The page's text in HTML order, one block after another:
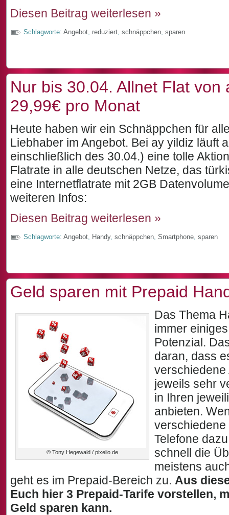
Diesen Beitrag weiterlesen »
Schlagworte: Angebot, reduziert, schnäppchen, sparen
Nur bis 30.04. Allnet Flat von
29,99€ pro Monat
Heute haben wir ein Schnäppchen für
Liebhaber im Angebot. Bei ay yildiz läuft
einschließlich des 30.04.) eine tolle
Flatrate in alle deutschen Netze, das
eine Internetflatrate mit 2GB
weiteren Infos:
Diesen Beitrag weiterlesen »
Schlagworte: Angebot, Handy, schnäppchen, Smartphone, sparen
Geld sparen mit Prepaid
© Tony Hegewald / pixelio.de
Das Thema
immer
Potenzial.
daran, dass
verschiedene
jeweils sehr
in Ihren
anbieten.
Telefone
schnell die
meistens
geht es im Prepaid-Bereich zu. Aus
Euch hier 3 Prepaid-Tarife vorstellen,
Geld sparen kann.